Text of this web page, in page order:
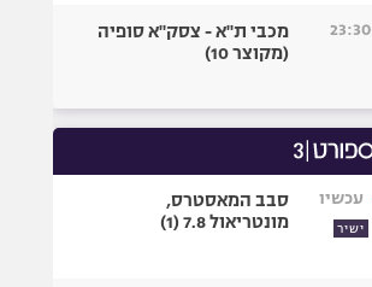
23:30
מכבי ת"א - צסק"א סופיה
(מקוצר 10)
עכשיו
ישיר
סבב המאסטרס,
מונטריאול 7.8 (1)